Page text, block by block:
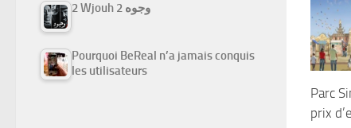
Parc
prix
2 Wjouh 2 وجوه
Pourquoi BeReal n’a jamais conquis
les utilisateurs